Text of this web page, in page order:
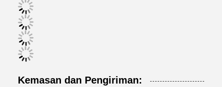
Kemasan dan Pengiriman: